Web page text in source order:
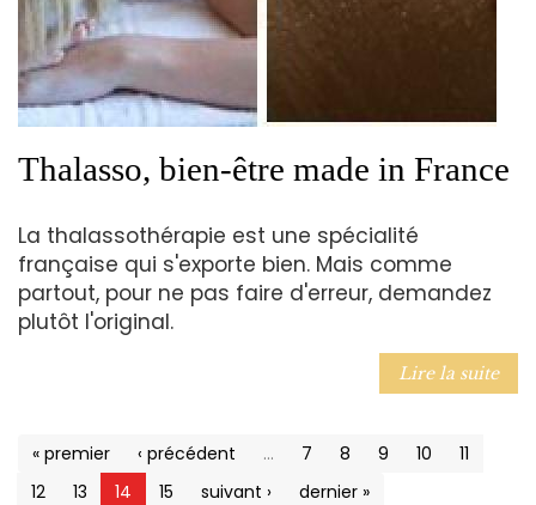
Thalasso, bien-être made in France
La thalassothérapie est une spécialité
française qui s'exporte bien. Mais comme
partout, pour ne pas faire d'erreur, demandez
plutôt l'original.
Lire la suite
« premier ‹ précédent … 7 8 9 10
11
12
13 14 15 suivant › dernier »